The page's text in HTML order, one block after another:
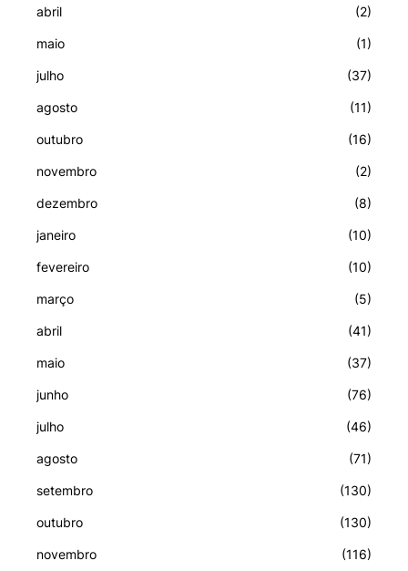
abril (2)
maio (1)
julho (37)
agosto (11)
outubro (16)
novembro (2)
dezembro (8)
janeiro (10)
fevereiro (10)
março (5)
abril (41)
maio (37)
junho (76)
julho (46)
agosto (71)
setembro (130)
outubro (130)
novembro (116)